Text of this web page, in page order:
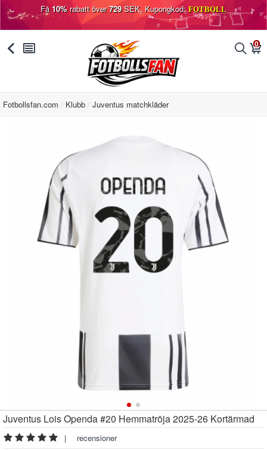
Få10%rabatt över729SEK, Kupongkod: FOTBOLL
󰅯 󰂩 󰂨 0
󰃦
Fotbollsfan.com Klubb Juventus matchkläder
Juventus Lois Openda #20 Hemmatröja 2025-26 Kortärmad
| recensioner